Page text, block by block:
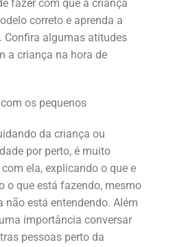
fazer com que a criança
correto e aprenda a
Confira algumas atitudes
a criança na hora de
os pequenos
da criança ou
por perto, é muito
ela, explicando o que e
o que está fazendo, mesmo
não está entendendo. Além
importância conversar
pessoas perto da